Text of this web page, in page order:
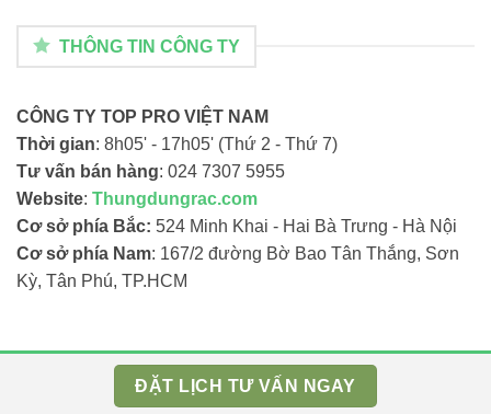
THÔNG TIN CÔNG TY
CÔNG TY TOP PRO VIỆT NAM
Thời gian: 8h05' - 17h05' (Thứ 2 - Thứ 7)
Tư vấn bán hàng: 024 7307 5955
Website: Thungdungrac.com
Cơ sở phía Bắc: 524 Minh Khai - Hai Bà Trưng - Hà Nội
Cơ sở phía Nam: 167/2 đường Bờ Bao Tân Thắng, Sơn
Kỳ, Tân Phú, TP.HCM
Copyright 2024 ©Thungdungrac.com
ĐẶT LỊCH TƯ VẤN NGAY